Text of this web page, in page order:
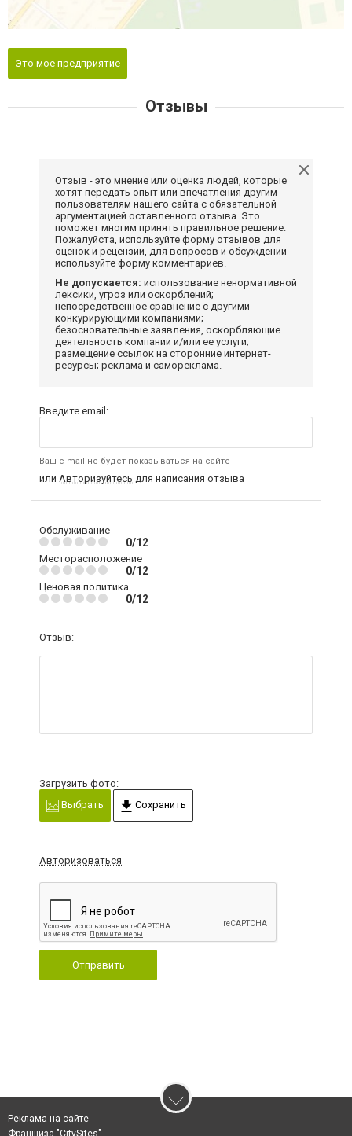
Это мое предприятие
Отзывы
Отзыв - это мнение или оценка людей, которые
хотят передать опыт или впечатления другим
пользователям нашего сайта с обязательной
аргументацией оставленного отзыва. Это
поможет многим принять правильное решение.
Пожалуйста, используйте форму отзывов для
оценок и рецензий, для вопросов и обсуждений -
используйте форму комментариев.
Не допускается: использование ненормативной
лексики, угроз или оскорблений;
непосредственное сравнение с другими
конкурирующими компаниями;
безосновательные заявления, оскорбляющие
деятельность компании и/или ее услуги;
размещение ссылок на сторонние интернет-
ресурсы; реклама и самореклама.
Введите email:
Ваш e-mail не будет показываться на сайте
или Авторизуйтесь для написания отзыва
Обслуживание
0/12
Месторасположение
0/12
Ценовая политика
0/12
Отзыв:
Загрузить фото:
Выбрать
Сохранить
Авторизоваться
Отправить
Реклама на сайте
Франшиза "CitySites"